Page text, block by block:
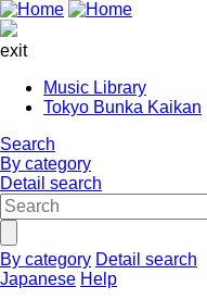
exit
Music Library
Tokyo Bunka Kaikan
Search
By category
Detail search
By category Detail search
Japanese Help